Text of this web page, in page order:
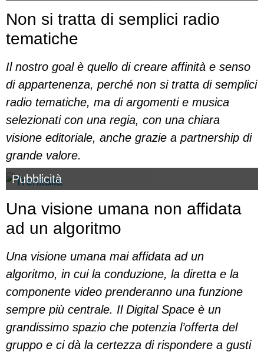
Non si tratta di semplici radio
tematiche
Il nostro goal è quello di creare affinità e senso
di appartenenza, perché non si tratta di semplici
radio tematiche, ma di argomenti e musica
selezionati con una regia, con una chiara
visione editoriale, anche grazie a partnership di
grande valore.
Pubblicità
Una visione umana non affidata
ad un algoritmo
Una visione umana mai affidata ad un
algoritmo, in cui la conduzione, la diretta e la
componente video prenderanno una funzione
sempre più centrale. Il Digital Space è un
grandissimo spazio che potenzia l’offerta del
gruppo e ci dà la certezza di rispondere a gusti